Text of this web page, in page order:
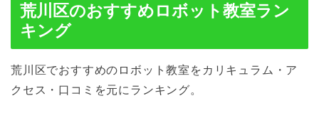
荒川区のおすすめロボット教室ラン
キング
荒川区でおすすめのロボット教室をカリキュラム・ア
クセス・口コミを元にランキング。